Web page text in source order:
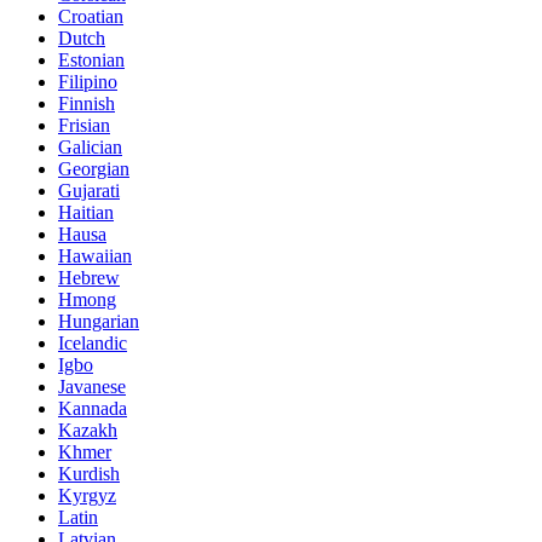
Croatian
Dutch
Estonian
Filipino
Finnish
Frisian
Galician
Georgian
Gujarati
Haitian
Hausa
Hawaiian
Hebrew
Hmong
Hungarian
Icelandic
Igbo
Javanese
Kannada
Kazakh
Khmer
Kurdish
Kyrgyz
Latin